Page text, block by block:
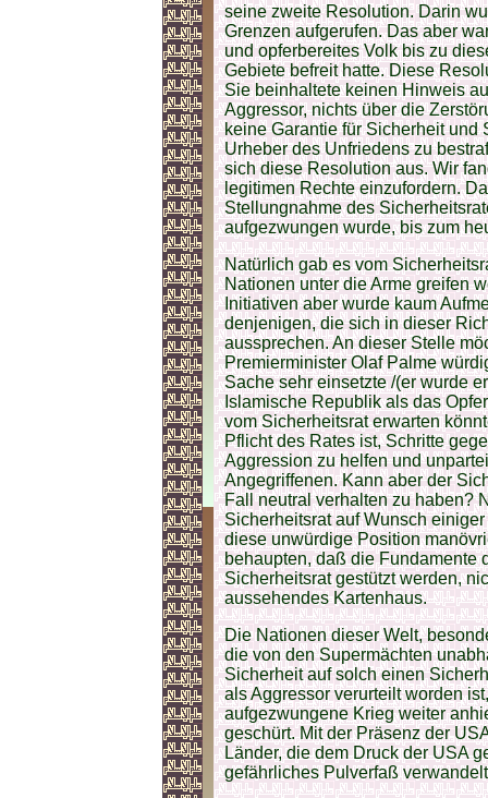
seine zweite Resolution. Darin
Grenzen aufgerufen. Das aber
und opferbereites Volk bis zu
Gebiete befreit hatte. Diese
Sie beinhaltete keinen Hinweis
Aggressor, nichts über die
keine Garantie für Sicherheit und
Urheber des Unfriedens zu
sich diese Resolution aus. Wir
legitimen Rechte einzufordern.
Stellungnahme des
aufgezwungen wurde, bis zum
Natürlich gab es vom
Nationen unter die Arme greifen
Initiativen aber wurde kaum
denjenigen, die sich in dieser
aussprechen. An dieser Stelle
Premierminister Olaf Palme
Sache sehr einsetzte /(er wurde
Islamische Republik als das
vom Sicherheitsrat erwarten
Pflicht des Rates ist, Schritte
Aggression zu helfen und
Angegriffenen. Kann aber der
Fall neutral verhalten zu haben?
Sicherheitsrat auf Wunsch
diese unwürdige Position
behaupten, daß die Fundamente
Sicherheitsrat gestützt werden,
aussehendes Kartenhaus.
Die Nationen dieser Welt,
die von den Supermächten
Sicherheit auf solch einen
als Aggressor verurteilt worden
aufgezwungene Krieg weiter
geschürt. Mit der Präsenz der
Länder, die dem Druck der USA
gefährliches Pulverfaß